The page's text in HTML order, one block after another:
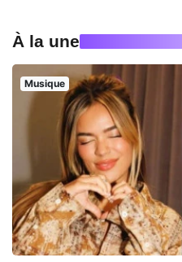
À la une
Musique